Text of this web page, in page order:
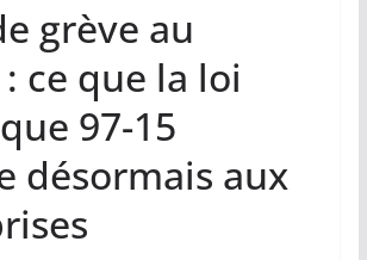
grève au
ce que la loi
97-15
désormais aux